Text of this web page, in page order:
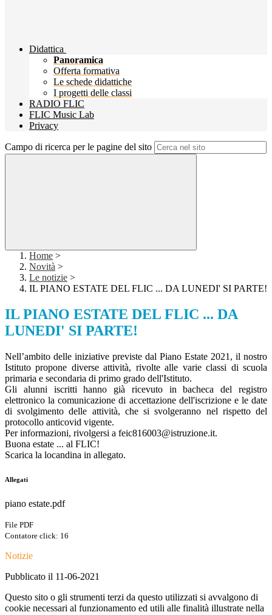
Didattica
Panoramica
Offerta formativa
Le schede didattiche
I progetti delle classi
RADIO FLIC
FLIC Music Lab
Privacy
Campo di ricerca per le pagine del sito
Home >
Novità >
Le notizie >
IL PIANO ESTATE DEL FLIC ... DA LUNEDI' SI PARTE!
IL PIANO ESTATE DEL FLIC ... DA
LUNEDI' SI PARTE!
Nell’ambito delle iniziative previste dal Piano Estate 2021, il nostro
Istituto propone diverse attività, rivolte alle varie classi di scuola
primaria e secondaria di primo grado dell'Istituto.
Gli alunni iscritti hanno già ricevuto in bacheca del registro
elettronico la comunicazione di accettazione dell'iscrizione e le date
di svolgimento delle attività, che si svolgeranno nel rispetto del
protocollo anticovid vigente.
Per informazioni, rivolgersi a feic816003@istruzione.it.
Buona estate ... al FLIC!
Scarica la locandina in allegato.
Allegati
piano estate.pdf
File PDF
Contatore click: 16
Notizie
Pubblicato il 11-06-2021
Questo sito o gli strumenti terzi da questo utilizzati si avvalgono di
cookie necessari al funzionamento ed utili alle finalità illustrate nella